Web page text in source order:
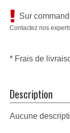
Sur
Contactez nos
* Frais de
Description
Aucune